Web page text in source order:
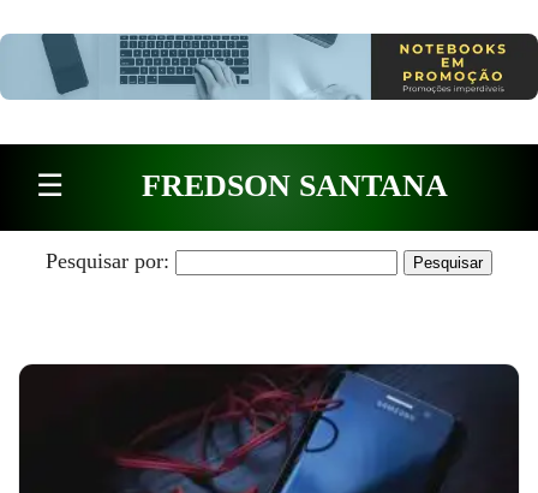
☰ FREDSON SANTANA
Pesquisar por: